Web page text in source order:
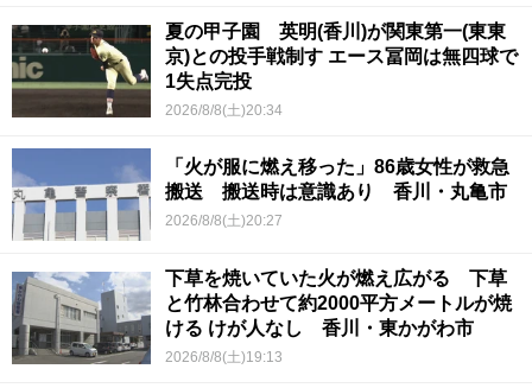
夏の甲子園 英明(香川)が関東第一(東東
京)との投手戦制す エース冨岡は無四球で
1失点完投
2026/8/8(土)20:34
「火が服に燃え移った」86歳女性が救急
搬送 搬送時は意識あり 香川・丸亀市
2026/8/8(土)20:27
下草を焼いていた火が燃え広がる 下草
と竹林合わせて約2000平方メートルが焼
ける けが人なし 香川・東かがわ市
2026/8/8(土)19:13